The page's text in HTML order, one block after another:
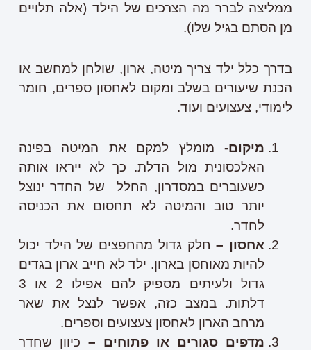
ממליצה לברר מה הצרכים של הילד (אלה תלויים
מן הסתם בגיל שלו).
בדרך כלל ילד צריך מיטה, ארון, שולחן למחשב או
הכנת שיעורים בשלב ומקום לאחסון ספרים, חומר
לימודי, צעצועים ועוד.
מיקום-מומלץ למקם את המיטה בפינה
האלכסונית מול הדלת. כך לא ייראו אותה
כשעוברים במסדרון, החלל של החדר ינוצל
יותר טוב והמיטה לא תחסום את הכניסה
לחדר.
אחסון –חלק גדול מהחפצים של הילד יכול
להיות מאוחסן בארון. ילד לא חייב ארון בגדים
גדול ולעיתים מספיק להם אפילו 2 או 3
דלתות. במצב כזה, אפשר לנצל את שאר
מרחב הארון לאחסון צעצועים וספרים.
מדפים סגורים או פתוחים – כיוון שחדר